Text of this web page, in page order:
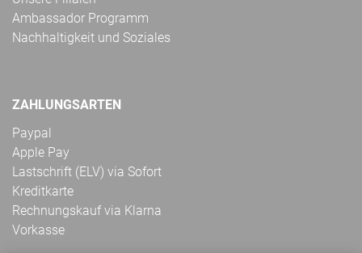
Ambassador Programm
Nachhaltigkeit und Soziales
ZAHLUNGSARTEN
Paypal
Apple Pay
Lastschrift (ELV) via Sofort
Kreditkarte
Rechnungskauf via Klarna
Vorkasse